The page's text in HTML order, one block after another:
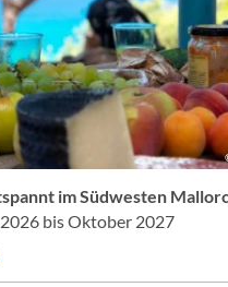
im Südwesten
bis Oktober 2027